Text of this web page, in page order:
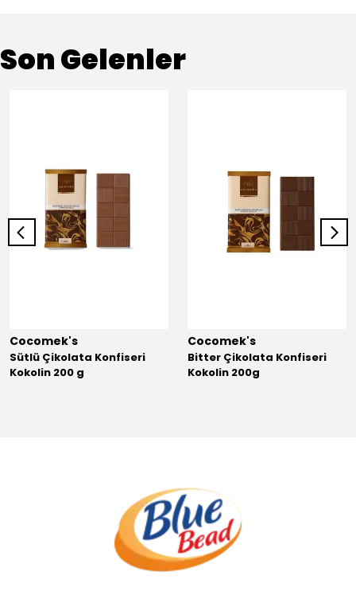
Son Gelenler
Cocomek's
Sütlü Çikolata Konfiseri
Kokolin 200 g
Cocomek's
Bitter Çikolata Konfiseri
Kokolin 200g